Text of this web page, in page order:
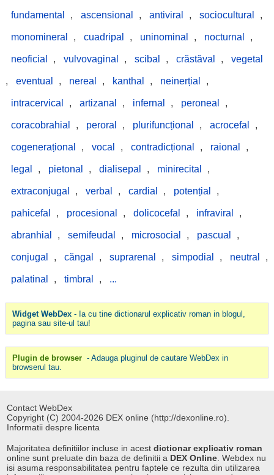
fundamental , ascensional , antiviral , sociocultural ,
monomineral , cuadripal , uninominal , nocturnal ,
neoficial , vulvovaginal , scibal , crăstăval , vegetal
, eventual , nereal , kanthal , neinerțial ,
intracervical , artizanal , infernal , peroneal ,
coracobrahial , peroral , plurifuncțional , acrocefal ,
cogenerațional , vocal , contradicțional , raional ,
legal , pietonal , dialisepal , minirecital ,
extraconjugal , verbal , cardial , potențial ,
pahicefal , procesional , dolicocefal , infraviral ,
abranhial , semifeudal , microsocial , pascual ,
conjugal , căngal , suprarenal , simpodial , neutral ,
palatinal , timbral , ...
Widget WebDex- Ia cu tine dictionarul explicativ roman in blogul,
pagina sau site-ul tau!
Plugin de browser - Adauga pluginul de cautare WebDex in
browserul tau.
Contact WebDex
Copyright (C) 2004-2026 DEX online (http://dexonline.ro).
Informatii despre licenta
Majoritatea definitiilor incluse in acestdictionar explicativ roman
online sunt preluate din baza de definitii a DEX Online . Webdex nu
isi asuma responsabilitatea pentru faptele ce rezulta din utilizarea